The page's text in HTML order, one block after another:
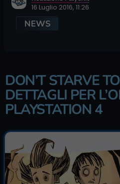
16 Luglio 2016, 11:26
NEWS
DON’T STARVE
DETTAGLI PER
PLAYSTATION 4